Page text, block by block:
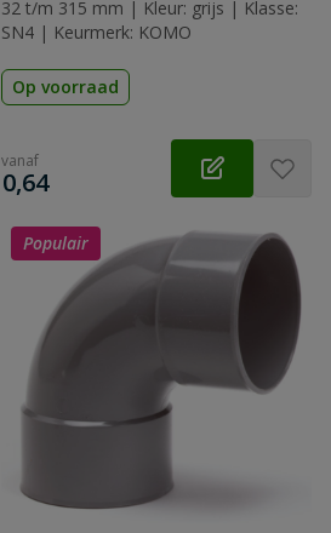
32 t/m 315 mm | Kleur: grijs | Klasse:
SN4 | Keurmerk: KOMO
Op voorraad
vanaf
€
0,64
Populair